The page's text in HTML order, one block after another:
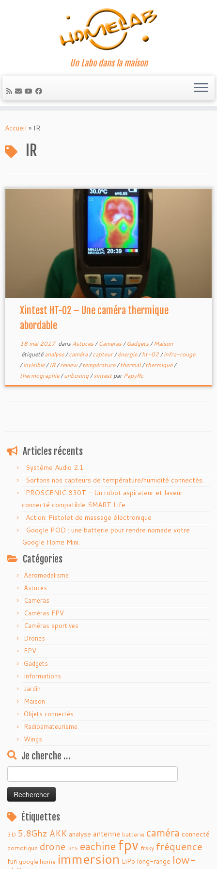
au
Un Labo dans la maison
Accueil » IR
IR
Xintest HT-02 – Une caméra thermique
abordable
18 mai 2017dans Astuces/Cameras/Gadgets/Maison
étiquetéanalyse/caméra/capteur/énergie/ht-02/infra-rouge
/invisible/IR/review/température/thermal/thermique/
thermographie/unboxing/xintestparPapyRc
Articles récents
Système Audio 2.1
Sortons nos capteurs de température/humidité connectés.
PROSCENIC 830T – Un robot aspirateur et laveur
connecté compatible SMART Life.
Action: Pistolet de massage électronique
Google POD : une batterie pour rendre nomade votre
Google Home Mini.
Catégories
Aeromodelisme
Astuces
Cameras
Caméras FPV
Caméras sportives
Drones
FPV
Gadgets
Informations
Jardin
Maison
Objets connectés
Radioamateurisme
Wings
Je cherche …
Étiquettes
3D 5.8Ghz AKK analyse antenne batterie caméra connecté
domotique drone DYS eachine fpv frsky fréquence
fun google home immersion LiPo long-range low-